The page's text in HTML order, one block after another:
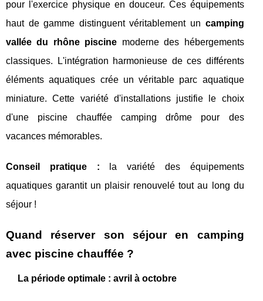
pour l'exercice physique en douceur. Ces équipements
haut de gamme distinguent véritablement un camping
vallée du rhône piscine moderne des hébergements
classiques. L'intégration harmonieuse de ces différents
éléments aquatiques crée un véritable parc aquatique
miniature. Cette variété d'installations justifie le choix
d'une piscine chauffée camping drôme pour des
vacances mémorables.
Conseil pratique : la variété des équipements
aquatiques garantit un plaisir renouvelé tout au long du
séjour !
Quand réserver son séjour en camping
avec piscine chauffée ?
La période optimale : avril à octobre